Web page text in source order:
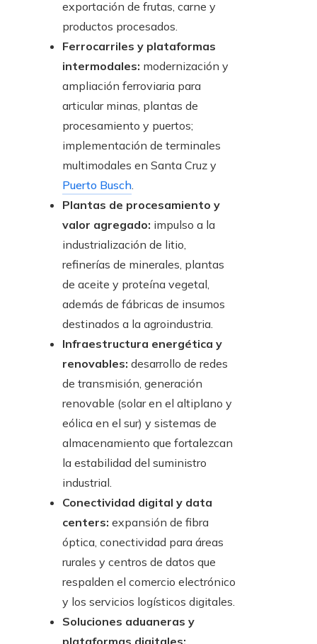
exportación de frutas, carne y
productos procesados.
Ferrocarriles y plataformas
intermodales: modernización y
ampliación ferroviaria para
articular minas, plantas de
procesamiento y puertos;
implementación de terminales
multimodales en Santa Cruz y
Puerto Busch.
Plantas de procesamiento y
valor agregado: impulso a la
industrialización de litio,
refinerías de minerales, plantas
de aceite y proteína vegetal,
además de fábricas de insumos
destinados a la agroindustria.
Infraestructura energética y
renovables: desarrollo de redes
de transmisión, generación
renovable (solar en el altiplano y
eólica en el sur) y sistemas de
almacenamiento que fortalezcan
la estabilidad del suministro
industrial.
Conectividad digital y data
centers: expansión de fibra
óptica, conectividad para áreas
rurales y centros de datos que
respalden el comercio electrónico
y los servicios logísticos digitales.
Soluciones aduaneras y